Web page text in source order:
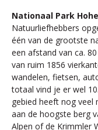
Nationaal Park
Natuurliefhebbers
één van de grootste
een afstand van ca.
van ruim 1856
wandelen, fietsen,
totaal vind je er wel
gebied heeft nog veel
aan de hoogste berg
Alpen of de Krimmler